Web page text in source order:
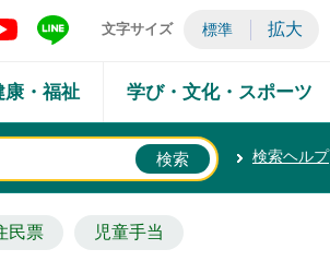
町 Facebook
矢吹町 YouTube
矢吹町 LINE
文字サイズ 標準 拡大
康・福祉 学び・文化・スポーツ
検索ヘルプ
民票 児童手当